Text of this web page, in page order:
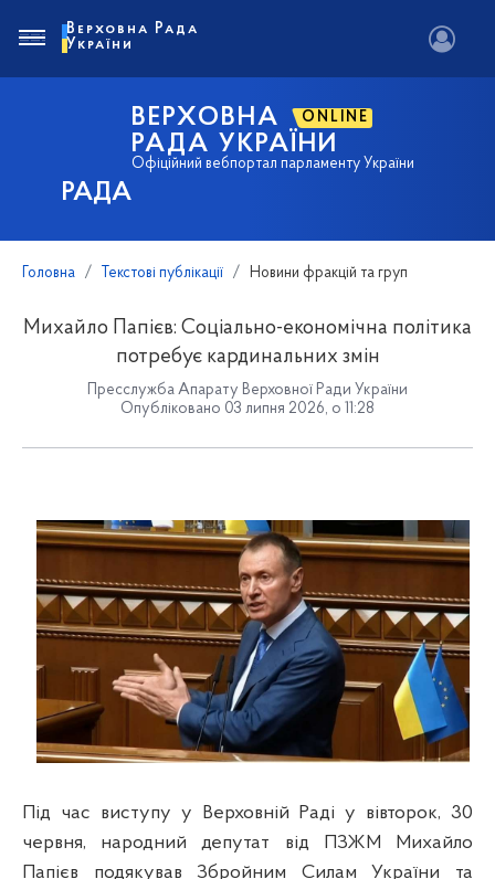
РАДА
ВЕРХОВНА ONLINE
РАДА УКРАЇНИ
Офіційний вебпортал парламенту України
Верховна Рада
України
Головна Текстові публікації Новини фракцій та груп
Михайло Папієв: Соціально-економічна політика
потребує кардинальних змін
Пресслужба Апарату Верховної Ради України
Опубліковано 03 липня 2026, о 11:28
Під час виступу у Верховній Раді у вівторок, 30
червня, народний депутат від ПЗЖМ Михайло
Папієв подякував Збройним Силам України та